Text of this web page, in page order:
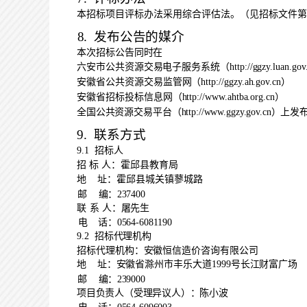
本招标项目评标办法采用综合评估法。（见招标文件
8. 发布公告的媒介
本次招标公告同时在
六安市公共资源交易电子服务系统（http://
安徽省公共资源交易监管网（http://ggzy.ah.gov.cn）
安徽省招标投标信息网（http://www.ahtba.org.cn）
全国公共资源交易平台（http://www.ggzy.gov.cn）上发布
9. 联系方式
9.1
招标人
招 标 人： 霍邱县教育局
地
址： 霍邱县城关镇蓼城路
邮
编： 237400
联 系 人： 屠先生
电
话： 0564-6081190
9.2 招标代理机构
招标代理机构： 安徽恒信造价咨询有限公司
地
址： 安徽省滁州市丰乐大道1999号长江财富广场
邮
编： 239000
项目负责人（受理异议人）：陈小波